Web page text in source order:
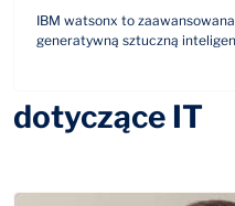
IBM watsonx to
generatywną sztuczną
Odpowiemy
dotyczące IT